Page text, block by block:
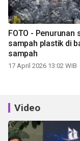
FOTO - Penurunan
sampah plastik di
sampah
17 April 2026 13:02 WIB
Video